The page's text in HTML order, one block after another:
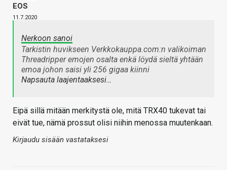
EOS
11.7.2020
Nerkoon sanoi
Tarkistin huvikseen Verkkokauppa.com:n valikoiman
Threadripper emojen osalta enkä löydä sieltä yhtään
emoa johon saisi yli 256 gigaa kiinni
Napsauta laajentaaksesi…
Eipä sillä mitään merkitystä ole, mitä TRX40 tukevat tai
eivät tue, nämä prossut olisi niihin menossa muutenkaan.
Kirjaudu sisään vastataksesi